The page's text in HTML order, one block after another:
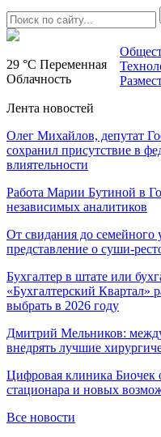
29 °C Переменная
Облачность
Лента новостей
Олег Михайлов, депутат
сохранил присутствие в
влиятельности
Работа Марии Бутиной в
независимых аналитиков
От свидания до семейного
представление о суши-
Бухгалтер в штате или
«Бухгалтерский Квартал»
выбрать в 2026 году
Дмитрий Мельников:
внедрять лучшие
Цифровая клиника Биочек
стационара и новых
Все новости